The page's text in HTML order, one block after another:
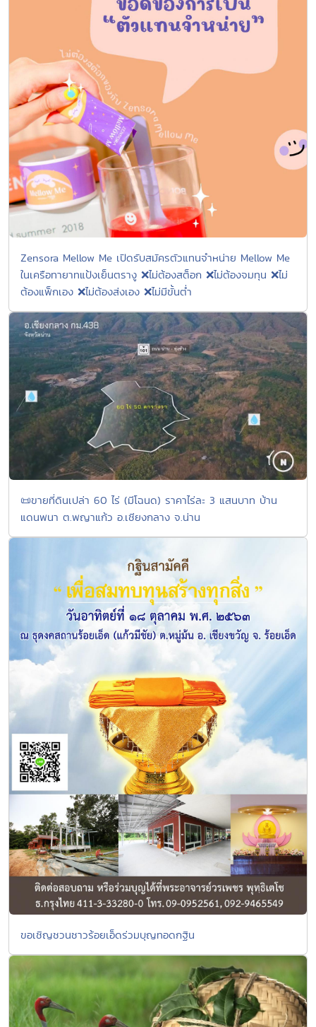
Zensora Mellow Me เปิดรับสมัครตัวแทนจำหน่าย Mellow Me
ในเครือทายาทแป้งเย็นตรางู ❌ไม่ต้องสต็อก ❌ไม่ต้องจมทุน ❌ไม่
ต้องแพ็กเอง ❌ไม่ต้องส่งเอง ❌ไม่มีขั้นต่ำ
📜ขายที่ดินเปล่า 60 ไร่ (มีโฉนด) ราคาไร่ละ 3 แสนบาท บ้าน
แดนพนา ต.พญาแก้ว อ.เชียงกลาง จ.น่าน
ขอเชิญชวนชาวร้อยเอ็ดร่วมบุญทอดกฐิน